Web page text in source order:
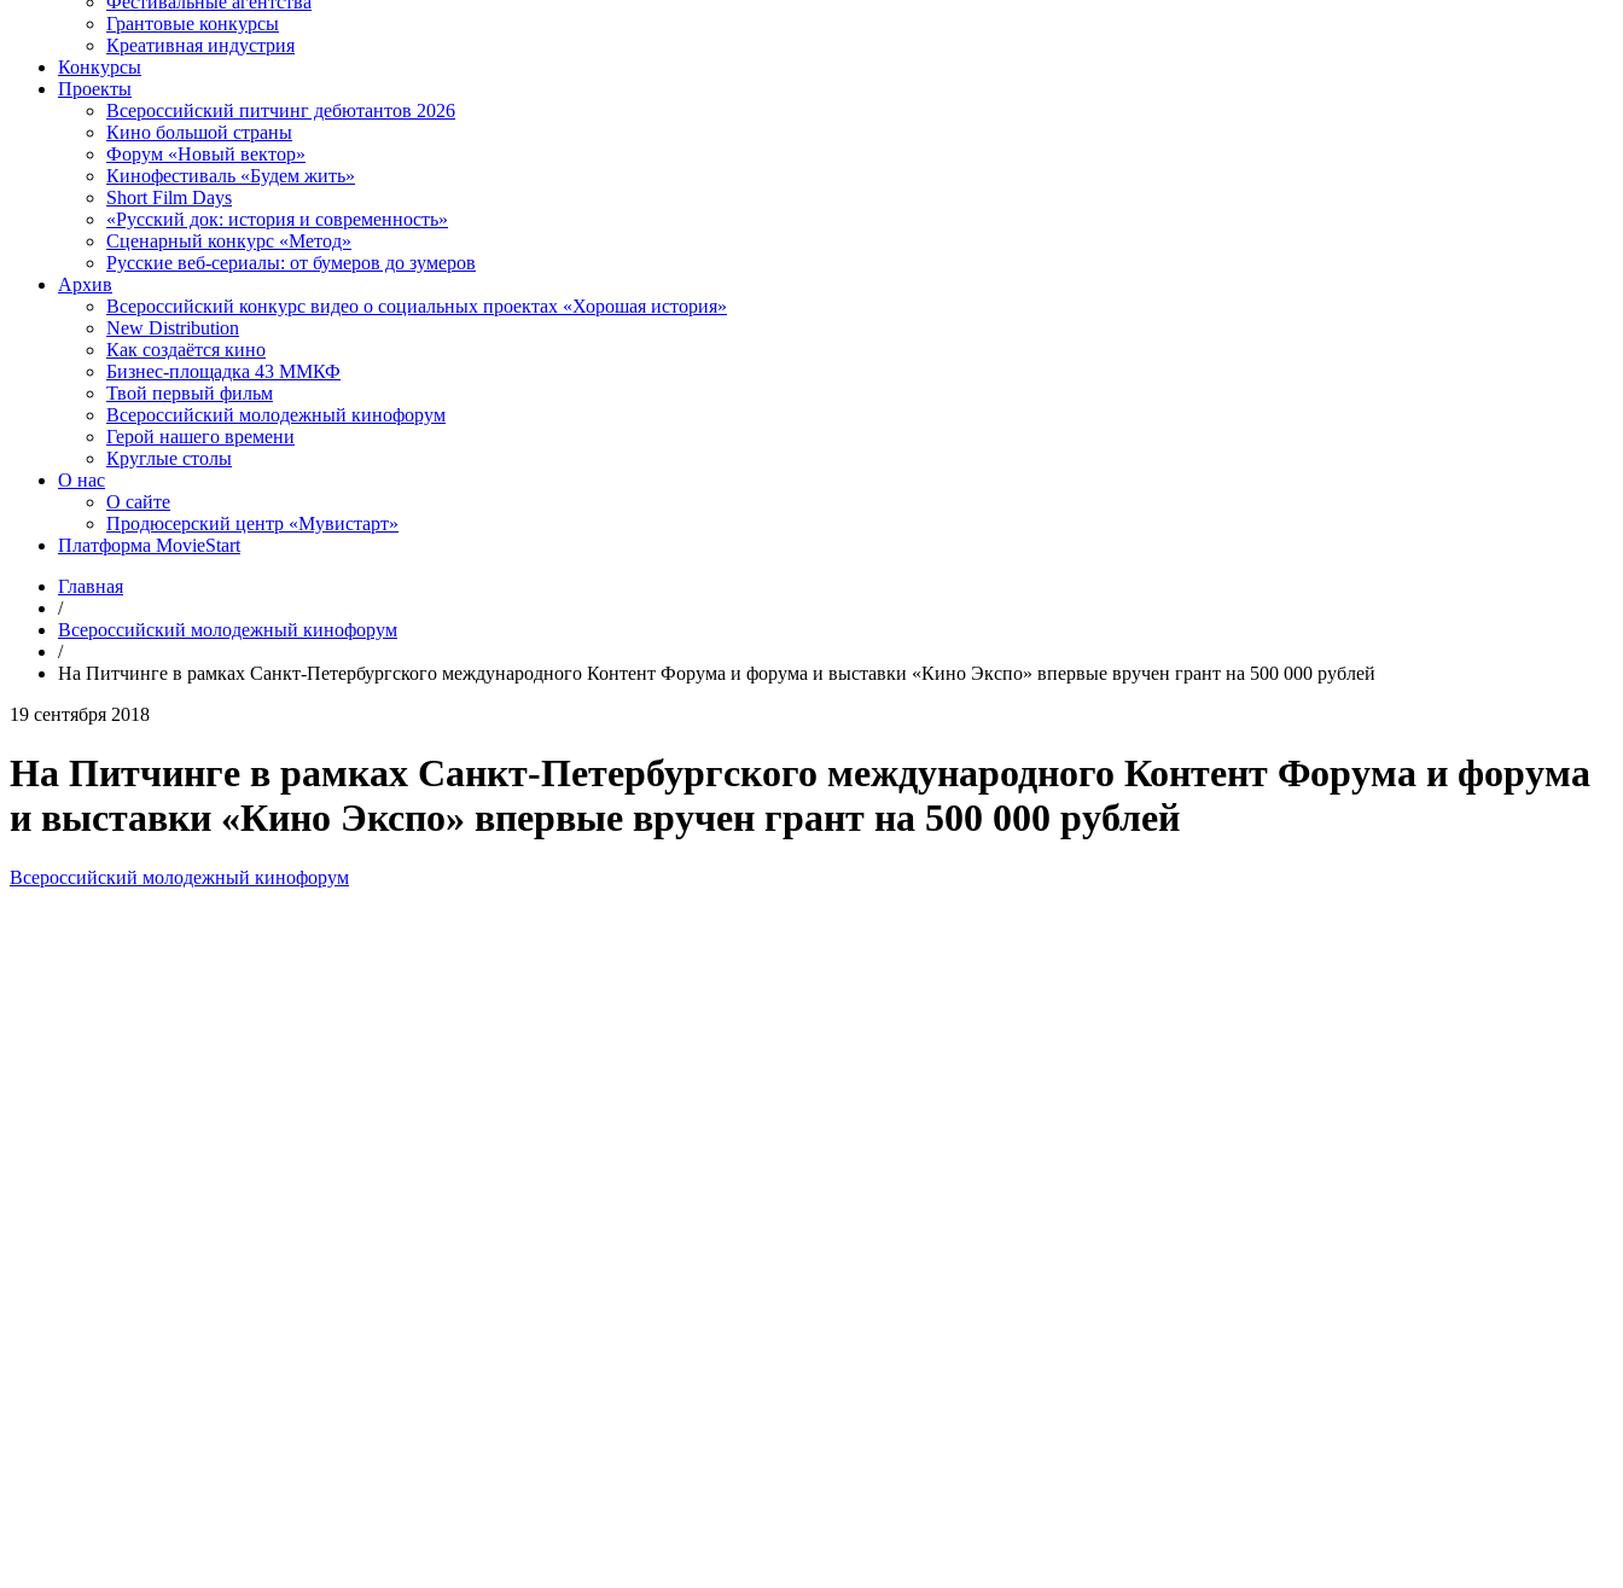
Грантовые конкурсы
Креативная индустрия
Конкурсы
Проекты
Всероссийский питчинг дебютантов 2026
Кино большой страны
Форум «Новый вектор»
Кинофестиваль «Будем жить»
Short Film Days
«Русский док: история и современность»
Сценарный конкурс «Метод»
Русские веб-сериалы: от бумеров до зумеров
Архив
Всероссийский конкурс видео о социальных проектах «Хорошая история»
New Distribution
Как создаётся кино
Бизнес-площадка 43 ММКФ
Твой первый фильм
Всероссийский молодежный кинофорум
Герой нашего времени
Круглые столы
О нас
О сайте
Продюсерский центр «Мувистарт»
Платформа MovieStart
Главная
/
Всероссийский молодежный кинофорум
/
На Питчинге в рамках Санкт-Петербургского международного Контент Форума и форума и выставки «Кино Экспо» впервые вручен грант на 500 000 рублей
19 сентября 2018
На Питчинге в рамках Санкт-Петербургского международного Контент Форума и форума
и выставки «Кино Экспо» впервые вручен грант на 500 000 рублей
Всероссийский молодежный кинофорум